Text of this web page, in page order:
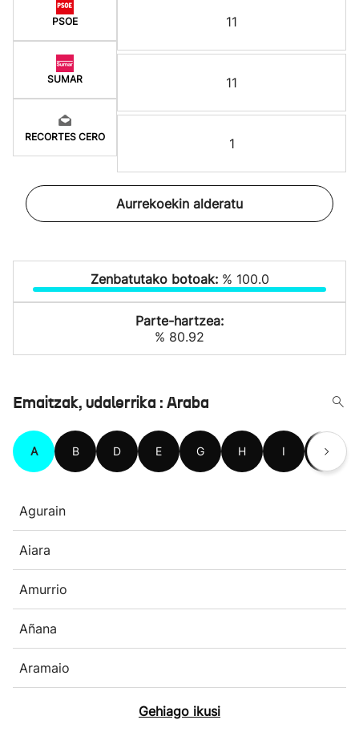
PSOE
SUMAR
RECORTES CERO
11
11
1
Aurrekoekin alderatu
Zenbatutako botoak: % 100.0
Parte-hartzea:
% 80.92
Emaitzak, udalerrika : Araba
A B D E G H I K
Agurain
Aiara
Amurrio
Añana
Aramaio
Gehiago ikusi